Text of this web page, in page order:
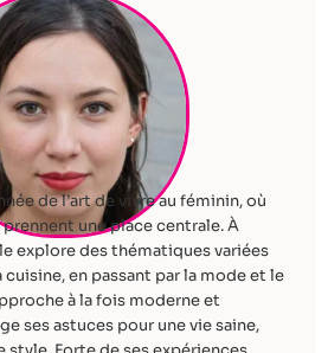
de l’art de vivre au féminin, où
une place centrale. À
explore des thématiques variées
cuisine, en passant par la mode et le
à la fois moderne et
ses astuces pour une vie saine,